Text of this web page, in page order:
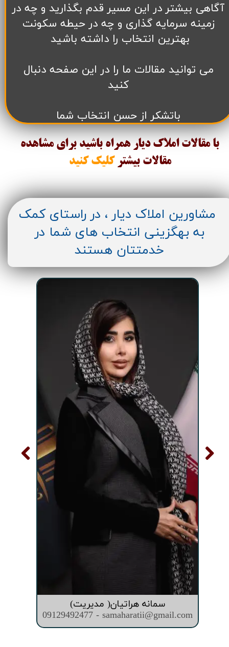
آگاهی بیشتر در این مسیر قدم بگذارید و چه در
زمینه سرمایه گذاری و چه در حیطه سکونت
بهترین انتخاب را داشته باشید
می توانید مقالات ما را در این صفحه دنبال
کنید
باتشکر از حسن انتخاب شما
با مقالات املاک دیار همراه باشید برای مشاهده
مقالات بیشتر کلیک کنید
سمانه هراتیان( مدیریت)
09129492477 - samaharatii@gmail.com
مشاورین املاک دیار ، در راستای کمک
به بهگزینی انتخاب های شما در
خدمتتان هستند